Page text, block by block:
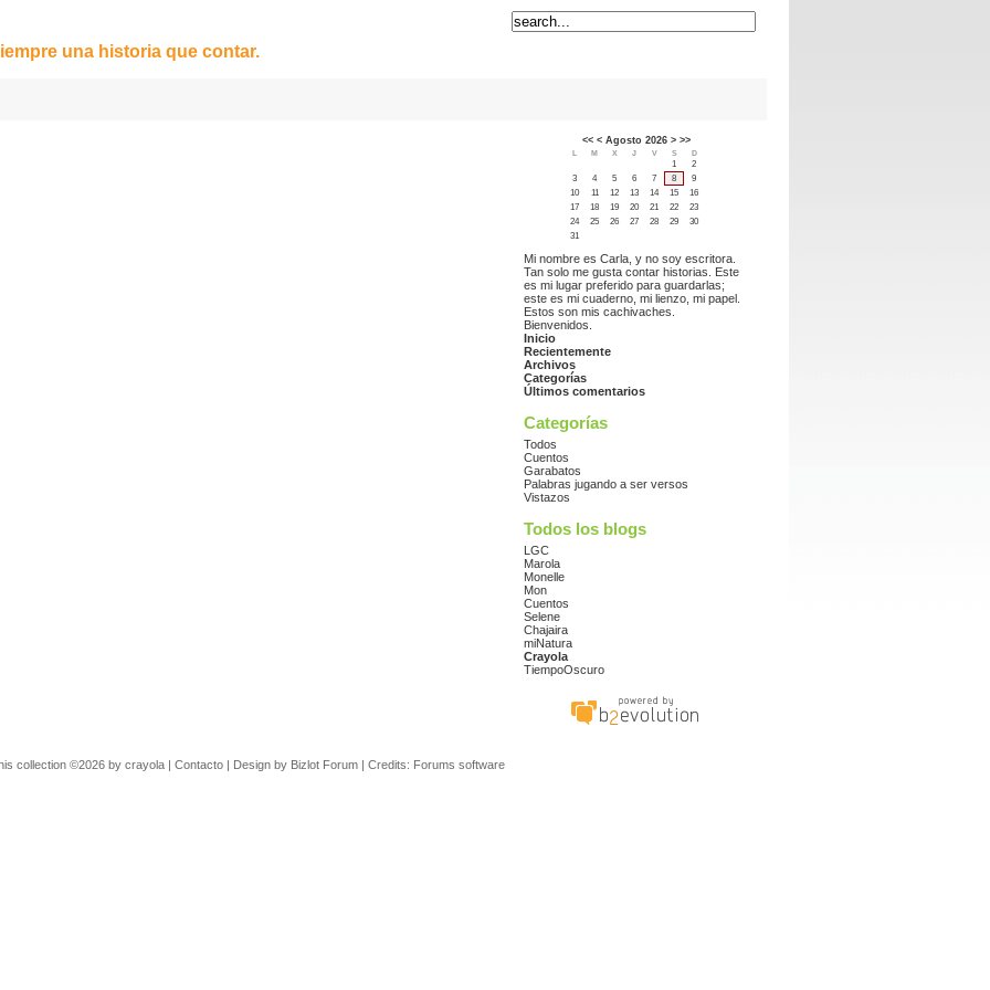
una historia que contar.
<< < Agosto 2026 > >>
M X J V S D
1
2
3
4 5 6 7 8
9
10
11 12 13 14 15
16
17
18 19 20 21 22
23
24
25 26 27 28 29
30
31
Mi nombre es Carla, y no soy escritora.
Tan solo me gusta contar historias. Este
es mi lugar preferido para guardarlas;
este es mi cuaderno, mi lienzo, mi papel.
Estos son mis cachivaches.
Bienvenidos.
Inicio
Recientemente
Archivos
Categorías
Últimos comentarios
Categorías
Todos
Cuentos
Garabatos
Palabras jugando a ser versos
Vistazos
Todos los blogs
LGC
Marola
Monelle
Mon
Cuentos
Selene
Chajaira
miNatura
Crayola
TiempoOscuro
collection ©2026 by crayola | Contacto | Design by Bizlot Forum | Credits: Forums software